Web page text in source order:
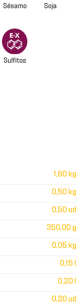
Sésamo Soja
Sulfitos
1,60 kg
0,50 kg
0,50 ud
350,00 g
0,05 kg
0,15 l
0,20 l
0,20 ud